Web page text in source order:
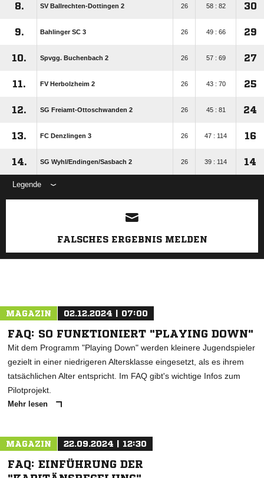
8. SV Ballrechten-Dottingen 2 26 58 : 82 30
9. Bahlinger SC 3 26 49 : 66 29
10. Spvgg. Buchenbach 2 26 57 : 69 27
11. FV Herbolzheim 2 26 43 : 70 25
12. SG Freiamt-Ottoschwanden 2 26 45 : 81 24
13. FC Denzlingen 3 26 47 : 114 16
14. SG Wyhl/​Endingen/​Sasbach 2 26 39 : 114 14
Legende
ANZEIGE
FALSCHES ERGEBNIS MELDEN
MAGAZIN 02.12.2024 | 07:00
FAQ: SO FUNKTIONIERT "PLAYING DOWN"
Mit dem Programm "Playing Down" werden kleinere Jugendspieler
gezielt in einer niedrigeren Altersklasse eingesetzt, als es ihrem
tatsächlichen Alter entspricht. Im FAQ gibt's wichtige Infos zum
Pilotprojekt.
Mehr lesen
MAGAZIN 22.09.2024 | 12:30
FAQ: EINFÜHRUNG DER